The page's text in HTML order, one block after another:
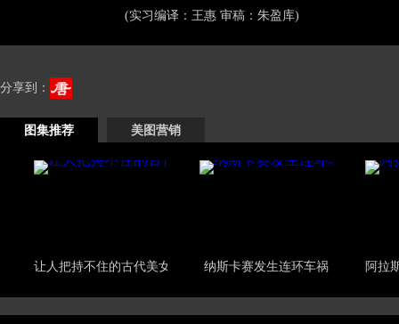
(实习编译：王惠 审稿：朱盈库)
分享到：
图集推荐 美图营销
让人把持不住的古代美女 纳斯卡赛发生连环车祸 阿拉